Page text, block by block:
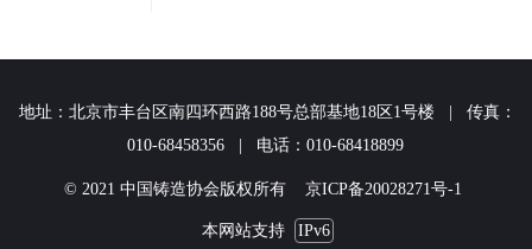
简称《意见》），进一步明确当前和今后一个
措，为新时代社会工作高质量发展提供了行动
指南。要切实抓好《意见》贯彻落实，不断开
创社会工作新局面，加快推进社会治理现代
化，确保人民安居乐业、社会安定有序、国家
会工作高质量发展，坚定不移走中国特色社会
地址：北京市丰台区南四环西路188号总部基地18区1号楼 | 传真：
010-68458356 | 电话：010-68418899
© 2021 中国铸造协会版权所有 京ICP备20028271号-1
本网站支持 IPv6